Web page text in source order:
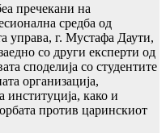
пречекани на
средба од
управа, г. Мустафа Даути,
со други експерти од
споделија со студентите
организација,
како и
против царинскиот